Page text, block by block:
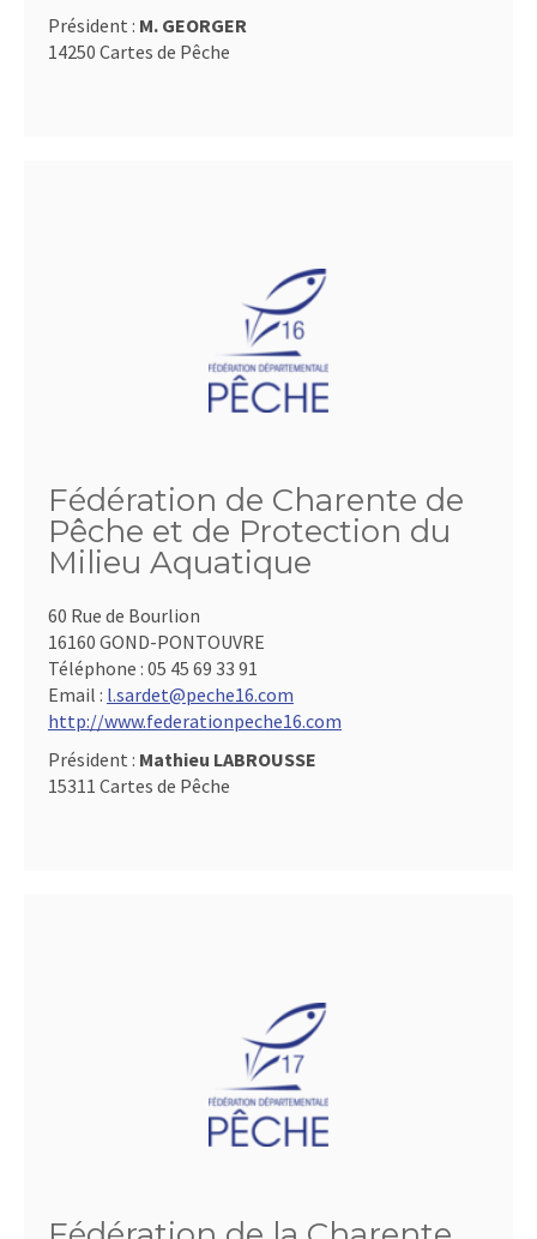
Président : M. GEORGER
14250 Cartes de Pêche
Fédération de Charente de
Pêche et de Protection du
Milieu Aquatique
60 Rue de Bourlion
16160 GOND-PONTOUVRE
Téléphone : 05 45 69 33 91
Email : l.sardet@peche16.com
http://www.federationpeche16.com
Président : Mathieu LABROUSSE
15311 Cartes de Pêche